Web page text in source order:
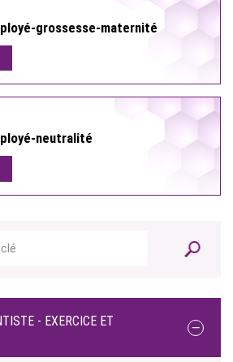
- EXERCICE ET
grossesse-maternité
neutralité